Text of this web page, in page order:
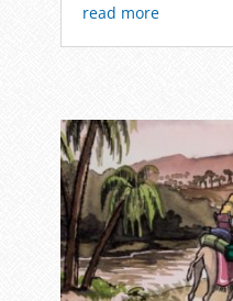
read more